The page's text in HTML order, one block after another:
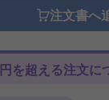
注文書へ
を超える注文に